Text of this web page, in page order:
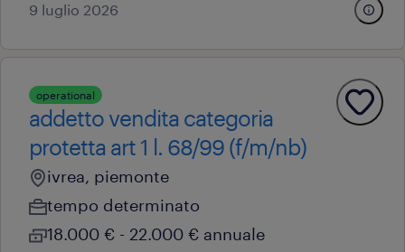
9 luglio 2026
operational
addetto vendita categoria
protetta art 1 l. 68/99 (f/m/nb)
ivrea, piemonte
tempo determinato
18.000 € - 22.000 € annuale